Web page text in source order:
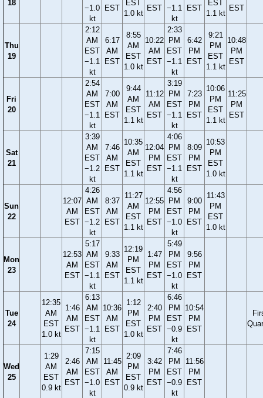
18
−1.0
kt
EST
EST
1.0 kt
EST −1.1
kt
EST
EST
1.1 kt
EST
Thu
19
2:12
AM
EST
−1.1
kt
6:17
AM
EST
8:55
AM
EST
1.0 kt
10:22
AM
EST
2:33
PM
EST
−1.1
kt
6:42
PM
EST
9:21
PM
EST
1.1 kt
10:48
PM
EST
Fri
20
2:54
AM
EST
−1.1
kt
7:00
AM
EST
9:44
AM
EST
1.1 kt
11:12
AM
EST
3:19
PM
EST
−1.1
kt
7:23
PM
EST
10:06
PM
EST
1.1 kt
11:25
PM
EST
Sat
21
3:39
AM
EST
−1.2
kt
7:46
AM
EST
10:35
AM
EST
1.1 kt
12:04
PM
EST
4:06
PM
EST
−1.1
kt
8:09
PM
EST
10:53
PM
EST
1.0 kt
Sun
22
12:07
AM
EST
4:26
AM
EST
−1.2
kt
8:37
AM
EST
11:27
AM
EST
1.1 kt
12:55
PM
EST
4:56
PM
EST
−1.0
kt
9:00
PM
EST
11:43
PM
EST
1.0 kt
Mon
23
12:53
AM
EST
5:17
AM
EST
−1.1
kt
9:33
AM
EST
12:19
PM
EST
1.1 kt
1:47
PM
EST
5:49
PM
EST
−1.0
kt
9:56
PM
EST
Tue
24
12:35
AM
EST
1.0 kt
1:46
AM
EST
6:13
AM
EST
−1.1
kt
10:36
AM
EST
1:12
PM
EST
1.0 kt
2:40
PM
EST
6:46
PM
EST
−0.9
kt
10:54
PM
EST
Wed
25
1:29
AM
EST
0.9 kt
2:46
AM
EST
7:15
AM
EST
−1.0
kt
11:45
AM
EST
2:09
PM
EST
0.9 kt
3:42
PM
EST
7:46
PM
EST
−0.9
kt
11:56
PM
EST